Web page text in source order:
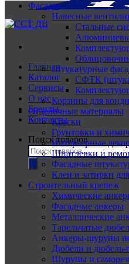
Главная
Каталог
Сервисы
О нас
Бренды
Контакты
Поиск товаров
Фасады
Навесные
Стальные
Штукатурные
СФТК
Корзины для
Отделочные материалы
Краски
Грунтовки и
Интерьерные
Шпатлевки и
Фасадные
Клеи и затирки
Строительный крепеж
Химические
Фасадные анкеры
Металлические
Тарельчатые
Анкеры-шурупы
Дюбели и дюбель-
Шурупы и